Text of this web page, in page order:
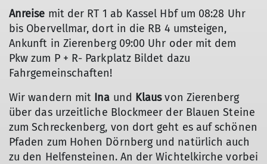
Anreise mit der RT 1 ab Kassel Hbf um 08:28 Uhr
bis Obervellmar, dort in die RB 4 umsteigen,
Ankunft in Zierenberg 09:00 Uhr oder mit dem
Pkw zum P + R- Parkplatz Bildet dazu
Fahrgemeinschaften!
Wir wandern mit Ina und Klausvon Zierenberg
über das urzeitliche Blockmeer der Blauen Steine
zum Schreckenberg, von dort geht es auf schönen
Pfaden zum Hohen Dörnberg und natürlich auch
zu den Helfensteinen. An der Wichtelkirche vorbei